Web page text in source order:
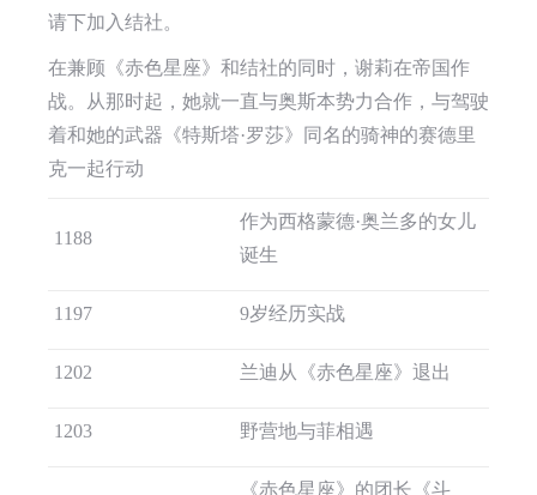
请下加入结社。
在兼顾《赤色星座》和结社的同时，谢莉在帝国作
战。从那时起，她就一直与奥斯本势力合作，与驾驶
着和她的武器《特斯塔·罗莎》同名的骑神的赛德里
克一起行动
1188
作为西格蒙德·奥兰多的女儿
诞生
1197 9岁经历实战
1202 兰迪从《赤色星座》退出
1203 野营地与菲相遇
《赤色星座》的团长《斗